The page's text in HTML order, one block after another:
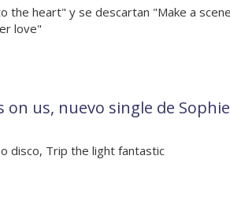
the heart" y se descartan "Make a
love"
on us, nuevo single de
disco, Trip the light fantastic